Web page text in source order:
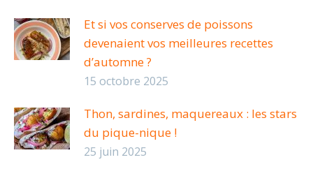
Et si vos conserves de poissons
devenaient vos meilleures recettes
d’automne ?
15 octobre 2025
Thon, sardines, maquereaux : les stars
du pique-nique !
25 juin 2025